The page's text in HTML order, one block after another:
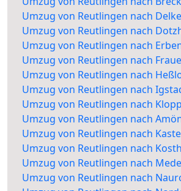
Umzug von Reutlingen nach
Umzug von Reutlingen nach
Umzug von Reutlingen nach
Umzug von Reutlingen nach
Umzug von Reutlingen nach
Umzug von Reutlingen nach
Umzug von Reutlingen nach
Umzug von Reutlingen nach
Umzug von Reutlingen nach
Umzug von Reutlingen nach
Umzug von Reutlingen nach
Umzug von Reutlingen nach